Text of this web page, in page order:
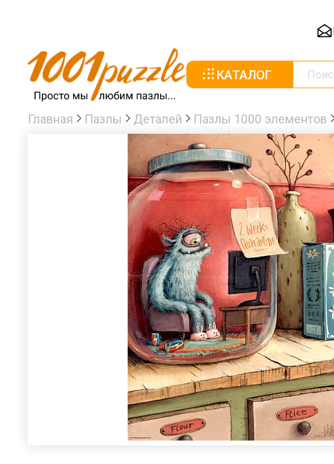
КАТАЛОГ
Главная Пазлы Деталей Пазлы 1000 элементов